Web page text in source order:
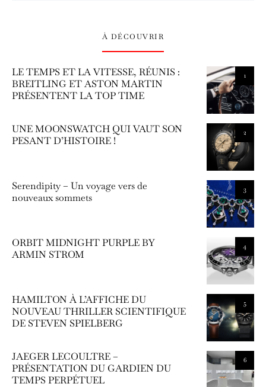
À DÉCOUVRIR
1
LE TEMPS ET LA VITESSE, RÉUNIS :
BREITLING ET ASTON MARTIN
PRÉSENTENT LA TOP TIME
2
UNE MOONSWATCH QUI VAUT SON
PESANT D’HISTOIRE !
3
Serendipity – Un voyage vers de
nouveaux sommets
4
ORBIT MIDNIGHT PURPLE BY
ARMIN STROM
5
HAMILTON À L’AFFICHE DU
NOUVEAU THRILLER SCIENTIFIQUE
DE STEVEN SPIELBERG
6
JAEGER LECOULTRE –
PRÉSENTATION DU GARDIEN DU
TEMPS PERPÉTUEL